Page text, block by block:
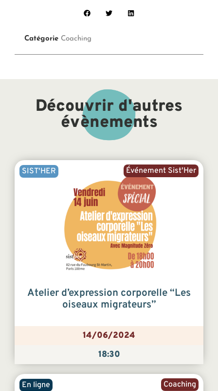
Catégorie Coaching
Découvrir d'autres
évènements
Événement Sist'Her
SIST'HER
Atelier d’expression corporelle “Les
oiseaux migrateurs”
14/06/2024
18:30
Coaching
En ligne